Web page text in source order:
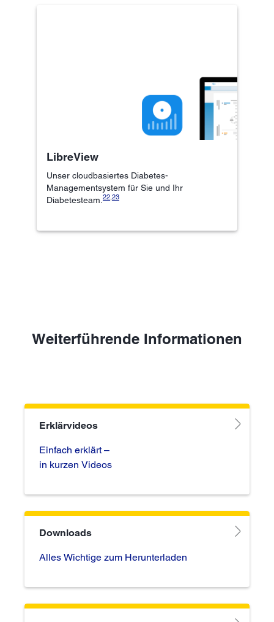
LibreView
Unser cloudbasiertes Diabetes-
Managementsystem für Sie und Ihr
Diabetesteam. 22,23
Weiterführende Informationen
Erklärvideos
Einfach erklärt –
in kurzen Videos
Downloads
Alles Wichtige zum Herunterladen